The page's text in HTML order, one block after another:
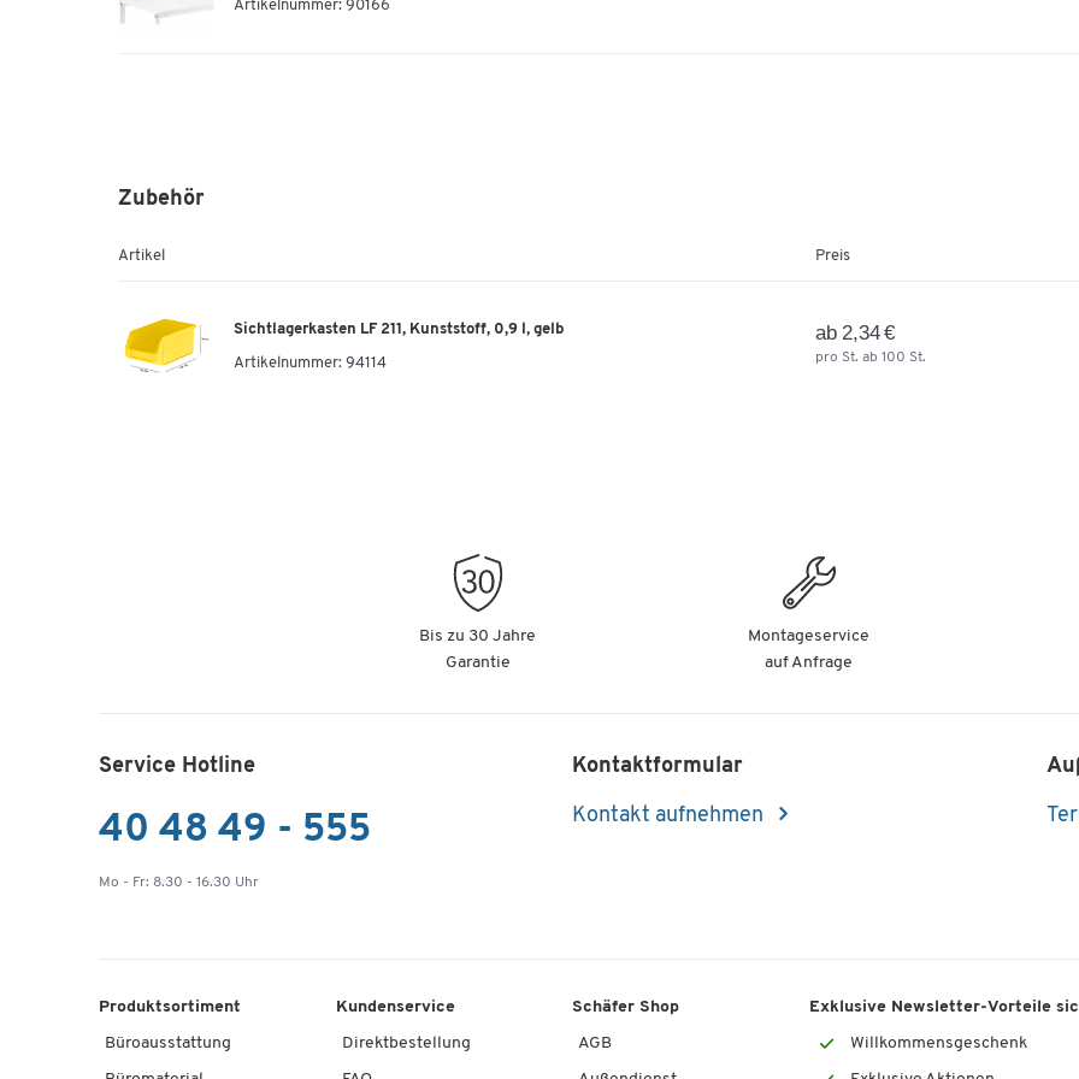
Artikelnummer: 90166
Zubehör
Artikel Preis
Sichtlagerkasten LF 211, Kunststoff, 0,9 l, gelb
Artikelnummer: 94114
ab 2,34 €
pro St. ab 100 St.
Bis zu 30 Jahre
Garantie
Montageservice
auf Anfrage
Service Hotline
40 48 49 - 555
Mo - Fr: 8.30 - 16.30 Uhr
Kontaktformular
Kontakt aufnehmen
Produktsortiment
Büroausstattung
Kundenservice
Direktbestellung
Schäfer Shop
AGB
Exklusive Newsletter-Vorteile
Willkommensgeschenk